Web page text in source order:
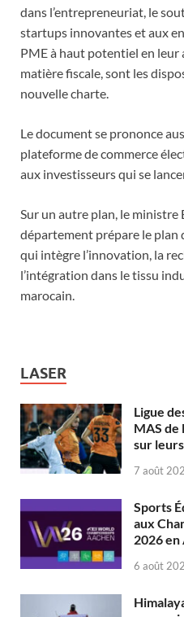
dans l’entrepreneuriat, le
startups innovantes et aux
PME à haut potentiel en leur
matière fiscale, sont les
nouvelle charte.
Le document se prononce
plateforme de commerce
aux investisseurs qui se
Sur un autre plan, le ministre
département prépare le plan
qui intègre l’innovation, la
l’intégration dans le tissu
marocain.
LASER
Ligue
MAS de
sur
7 août
Sports
aux
2026 en
6 août